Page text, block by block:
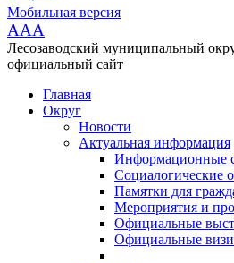
Мобильная версия
AAA
Лесозаводский муниципальный
официальный сайт
Главная
Округ
Новости
Актуальная информация
Информационные
Социалогические
Памятки для
Мероприятия и
Официальные
Официальные